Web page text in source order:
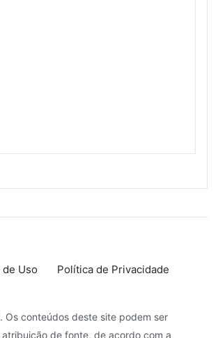
Uso Política de Privacidade
conteúdos deste site podem ser
de fonte, de acordo com a